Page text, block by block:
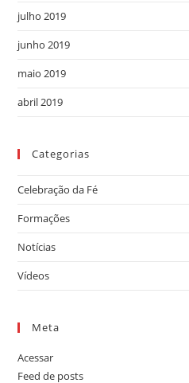
julho 2019
junho 2019
maio 2019
abril 2019
Categorias
Celebração da Fé
Formações
Notícias
Vídeos
Meta
Acessar
Feed de posts